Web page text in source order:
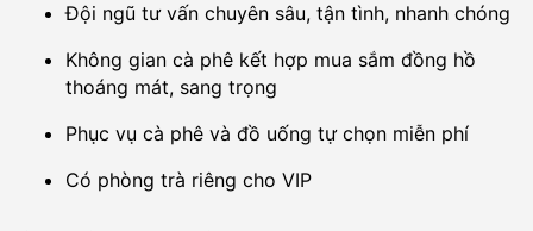
Đội ngũ tư vấn chuyên sâu, tận tình, nhanh chóng
Không gian cà phê kết hợp mua sắm đồng hồ
thoáng mát, sang trọng
Phục vụ cà phê và đồ uống tự chọn miễn phí
Có phòng trà riêng cho VIP